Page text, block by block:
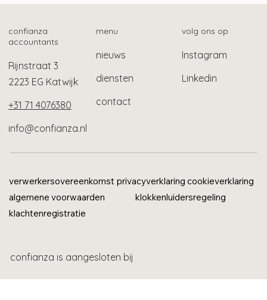
confianza
accountants
Rijnstraat 3
2223 EG Katwijk
+31 71 4076380
info@confianza.nl
menu
nieuws
diensten
contact
volg ons op
Instagram
Linkedin
verwerkersovereenkomst privacyverklaring cookieverklaring
algemene voorwaarden
klokkenluidersregeling
klachtenregistratie
confianza is aangesloten bij